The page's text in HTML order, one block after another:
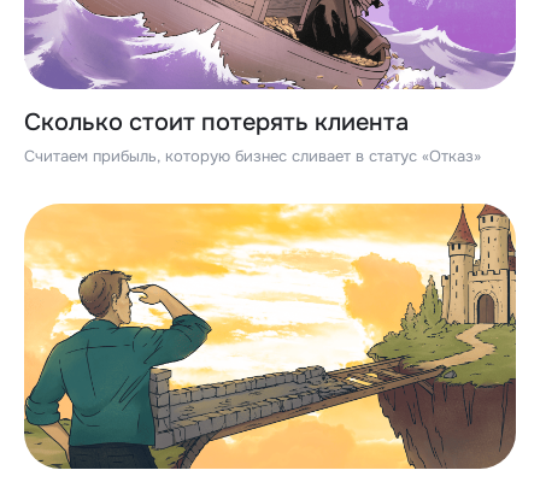
Сколько стоит потерять клиента
Считаем прибыль, которую бизнес сливает в статус «Отказ»